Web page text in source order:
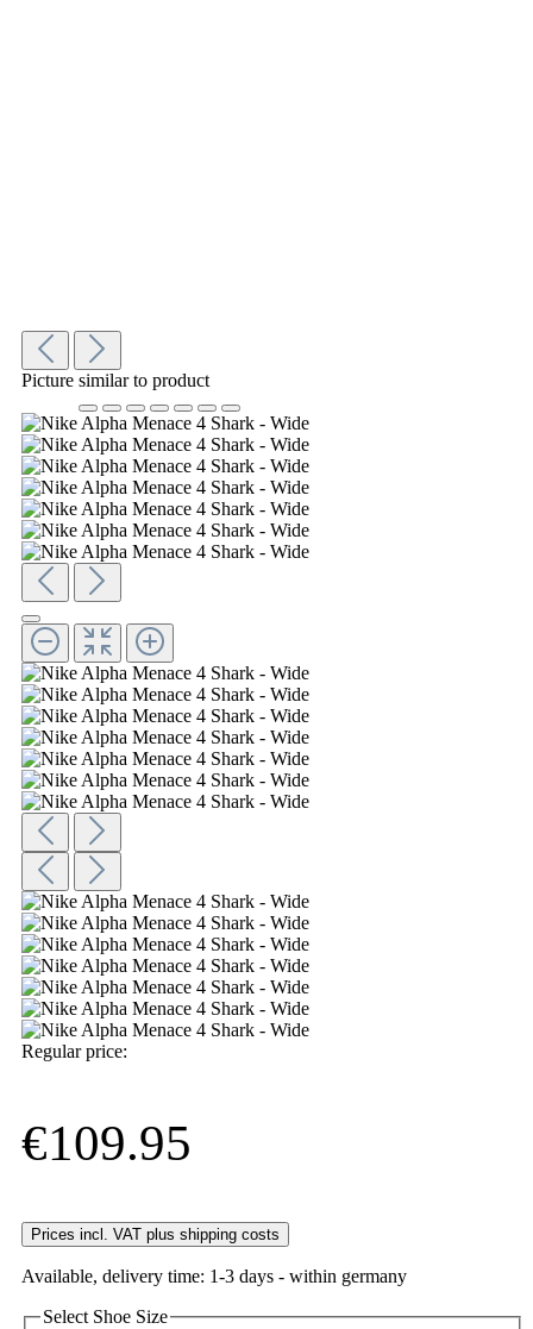
Picture similar to product
Regular price:
€109.95
Prices incl. VAT plus shipping costs
Available, delivery time: 1-3 days - within germany
Select Shoe Size